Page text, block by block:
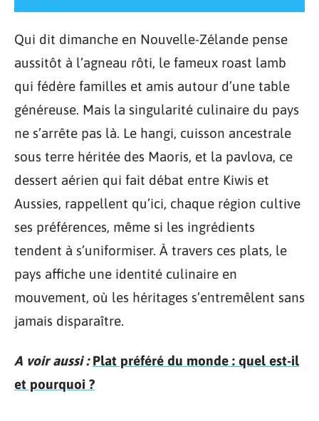
Qui dit dimanche en Nouvelle-Zélande pense
aussitôt à l’agneau rôti, le fameux roast lamb
qui fédère familles et amis autour d’une table
généreuse. Mais la singularité culinaire du pays
ne s’arrête pas là. Le hangi, cuisson ancestrale
sous terre héritée des Maoris, et la pavlova, ce
dessert aérien qui fait débat entre Kiwis et
Aussies, rappellent qu’ici, chaque région cultive
ses préférences, même si les ingrédients
tendent à s’uniformiser. À travers ces plats, le
pays affiche une identité culinaire en
mouvement, où les héritages s’entremêlent sans
jamais disparaître.
A voir aussi : Plat préféré du monde : quel est-il
et pourquoi ?